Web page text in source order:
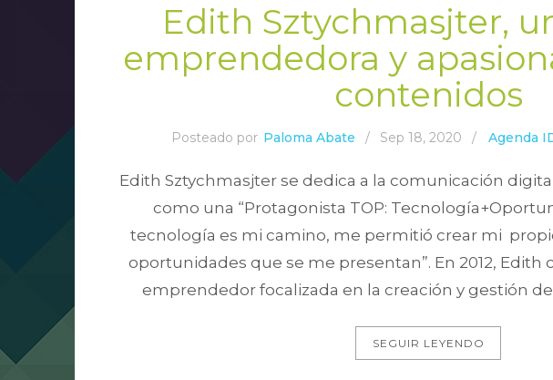
Edith Sztychmasjter,
emprendedora y
contenidos
Posteado por Paloma Abate / Sep 18, 2020 / Agenda
Edith Sztychmasjter se dedica a la comunicación
como una “Protagonista TOP:
tecnología es mi camino, me permitió crear mi
oportunidades que se me presentan”. En 2012,
emprendedor focalizada en la creación y gestión
SEGUIR LEYENDO